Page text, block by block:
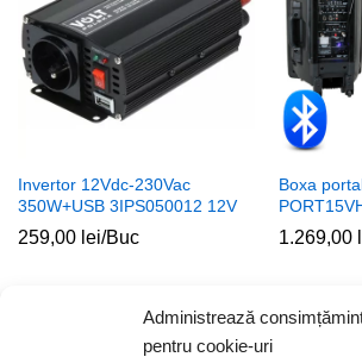
Administrează
pentru cookie-uri
Invertor 12Vdc-230Vac
350W+USB 3IPS050012 12V
259,00 lei/Buc
Boxa
1.269,00
Stoc epuizat